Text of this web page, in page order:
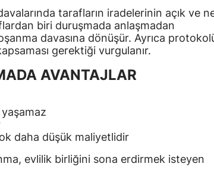
Tokat
Trabzon
Yozgat
tarafların iradelerinin açık ve
biri duruşmada anlaşmadan
davasına dönüşür. Ayrıca
gerektiği vurgulanır.
AVANTAJLAR
yaşamaz
daha düşük maliyetlidir
evlilik birliğini sona erdirmek isteyen